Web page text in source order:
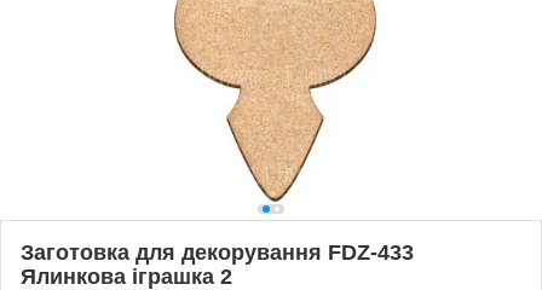
Заготовка для декорування FDZ-433
Ялинкова іграшка 2